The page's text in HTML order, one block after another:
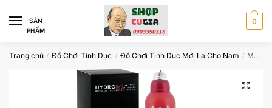
navigation
content
SÀN
PHẨM
0
Trang chủ / Đồ Chơi Tình Dục / Đồ Chơi Tình Dục Mới Lạ Cho Nam / Máy tập tăng kích thước dương vật Hydromax X30